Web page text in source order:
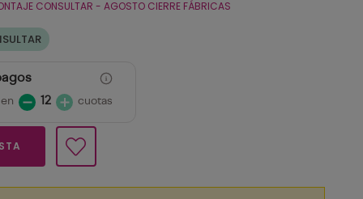
CONSULTAR - AGOSTO CIERRE FÁBRICAS
12 cuotas